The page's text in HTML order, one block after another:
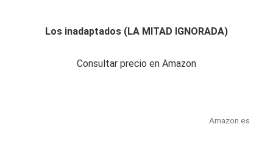
Los inadaptados (LA MITAD IGNORADA)
Consultar precio en Amazon
Amazon.es